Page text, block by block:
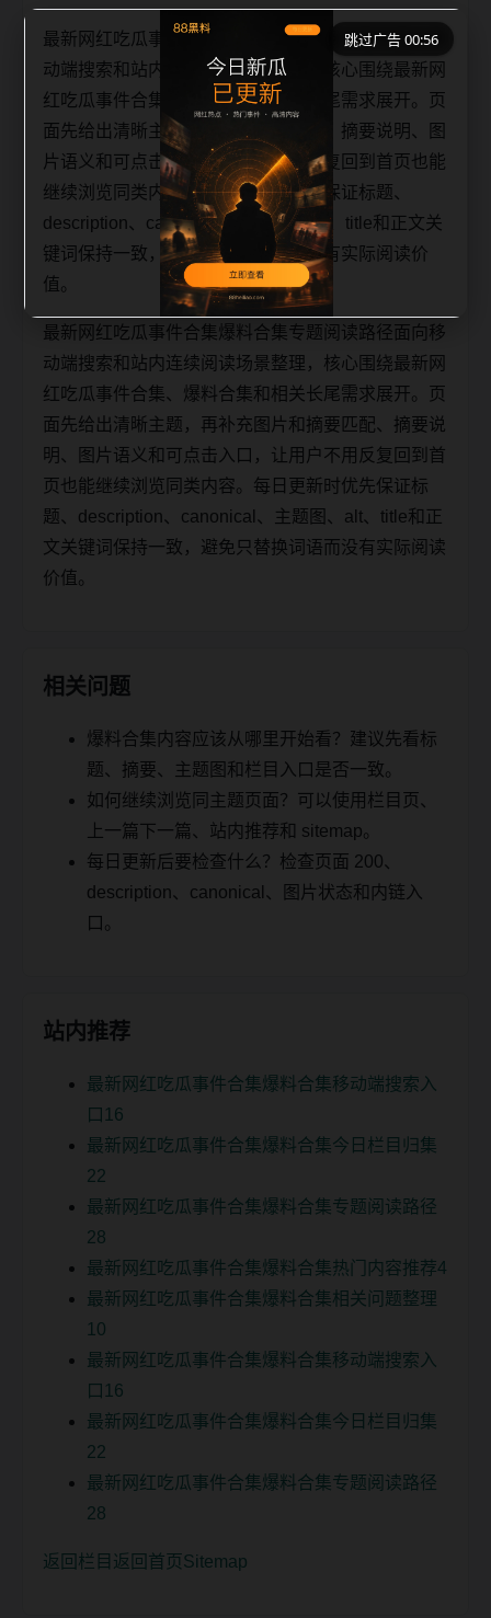
最新网红吃瓜事件合集爆料合集专题阅读路径面向移
动端搜索和站内连续阅读场景整理，核心围绕最新网
红吃瓜事件合集、爆料合集和相关长尾需求展开。页
面先给出清晰主题，再补充栏目承接、摘要说明、图
片语义和可点击入口，让用户不用反复回到首页也能
继续浏览同类内容。每日更新时优先保证标题、
description、canonical、主题图、alt、title和正文关
键词保持一致，避免只替换词语而没有实际阅读价
值。
最新网红吃瓜事件合集爆料合集专题阅读路径面向移
动端搜索和站内连续阅读场景整理，核心围绕最新网
红吃瓜事件合集、爆料合集和相关长尾需求展开。页
面先给出清晰主题，再补充图片和摘要匹配、摘要说
明、图片语义和可点击入口，让用户不用反复回到首
页也能继续浏览同类内容。每日更新时优先保证标
题、description、canonical、主题图、alt、title和正
文关键词保持一致，避免只替换词语而没有实际阅读
价值。
相关问题
爆料合集内容应该从哪里开始看？建议先看标
题、摘要、主题图和栏目入口是否一致。
如何继续浏览同主题页面？可以使用栏目页、
上一篇下一篇、站内推荐和 sitemap。
每日更新后要检查什么？检查页面 200、
description、canonical、图片状态和内链入
口。
站内推荐
最新网红吃瓜事件合集爆料合集移动端搜索入
口16
最新网红吃瓜事件合集爆料合集今日栏目归集
22
最新网红吃瓜事件合集爆料合集专题阅读路径
28
最新网红吃瓜事件合集爆料合集热门内容推荐4
最新网红吃瓜事件合集爆料合集相关问题整理
10
最新网红吃瓜事件合集爆料合集移动端搜索入
口16
最新网红吃瓜事件合集爆料合集今日栏目归集
22
最新网红吃瓜事件合集爆料合集专题阅读路径
28
返回栏目 返回首页 Sitemap
跳过广告 00:56